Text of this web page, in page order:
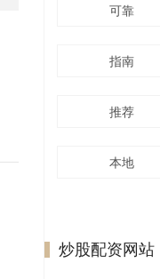
可靠
指南
推荐
本地
炒股配资网站